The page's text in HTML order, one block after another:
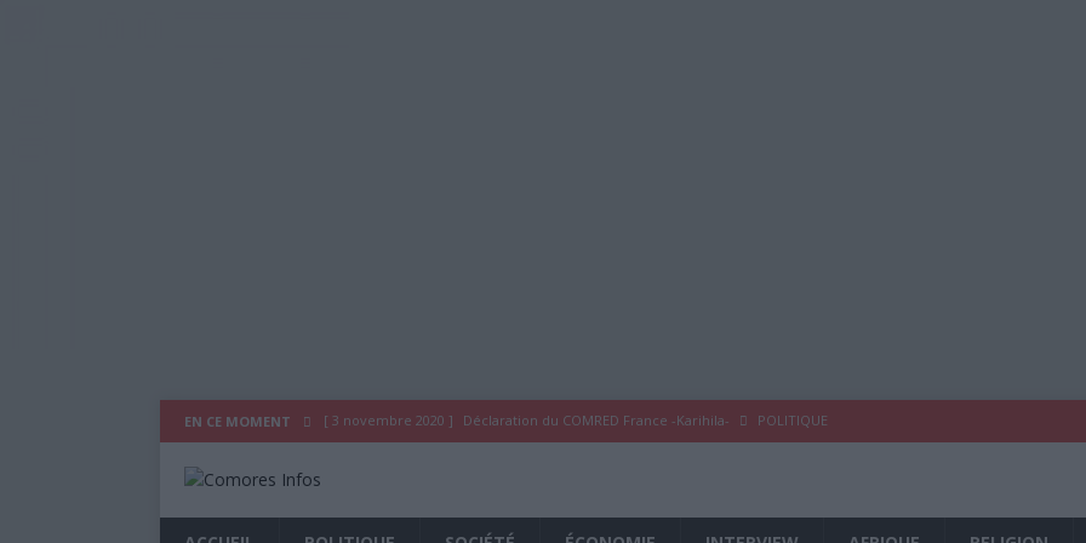
EN CE MOMENT [ 3 novembre 2020 ] Déclaration du COMRED France -Karihila- POLITIQUE